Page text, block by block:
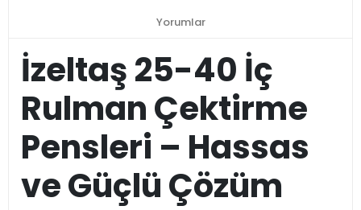
Yorumlar
İzeltaş 25-40 İç
Rulman Çektirme
Pensleri – Hassas
ve Güçlü Çözüm